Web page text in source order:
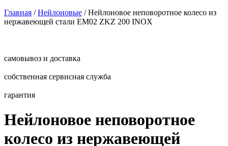
Главная /Нейлоновые /Нейлоновое неповоротное колесо из
нержавеющей стали EM02 ZKZ 200 INOX
самовывоз и доставка
собственная сервисная служба
гарантия
Нейлоновое неповоротное
колесо из нержавеющей